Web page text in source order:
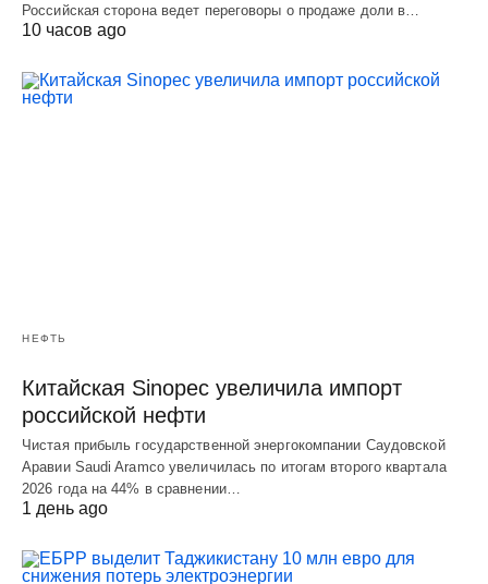
Российская сторона ведет переговоры о продаже доли в…
10 часов ago
НЕФТЬ
Китайская Sinopec увеличила импорт
российской нефти
Чистая прибыль государственной энергокомпании Саудовской
Аравии Saudi Aramco увеличилась по итогам второго квартала
2026 года на 44% в сравнении…
1 день ago